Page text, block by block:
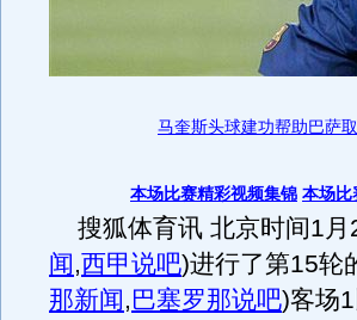
马奎斯头球建功帮助巴萨
本场比赛精彩视频集锦 本场比
搜狐体育讯 北京时间1月
闻,西甲说吧)进行了第15轮
那新闻,巴塞罗那说吧)客场